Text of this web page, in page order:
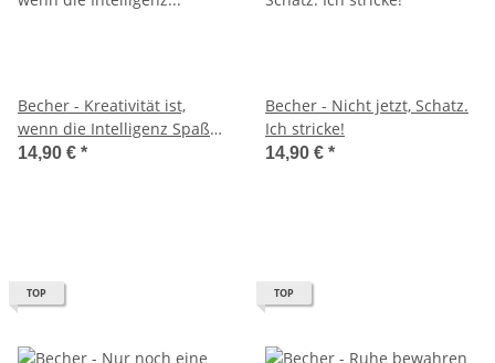
Becher - Kreativität ist,
wenn die Intelligenz Spaß
hat.
14,90 € *
Becher - Nicht jetzt, Schatz.
Ich stricke!
14,90 € *
TOP TOP